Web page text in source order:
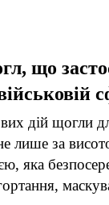
що
дій щогли
лише за
яка